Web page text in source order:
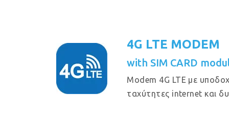
4G LTE MODEM
with SIM CARD
Modem 4G LTE με
ταχύτητες internet και